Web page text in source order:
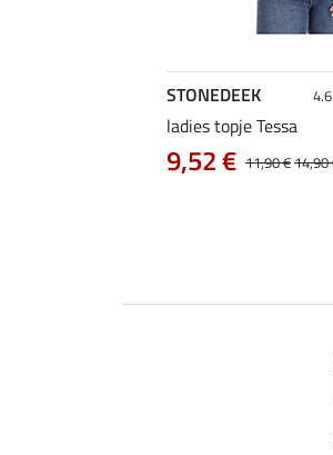
STONEDEEK 4.6
ladies topje Tessa
11,90 €14,90
9,52 €